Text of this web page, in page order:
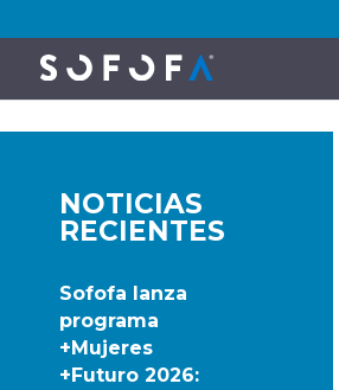
NOTICIAS
RECIENTES
Sofofa lanza
programa
+Mujeres
+Futuro 2026: